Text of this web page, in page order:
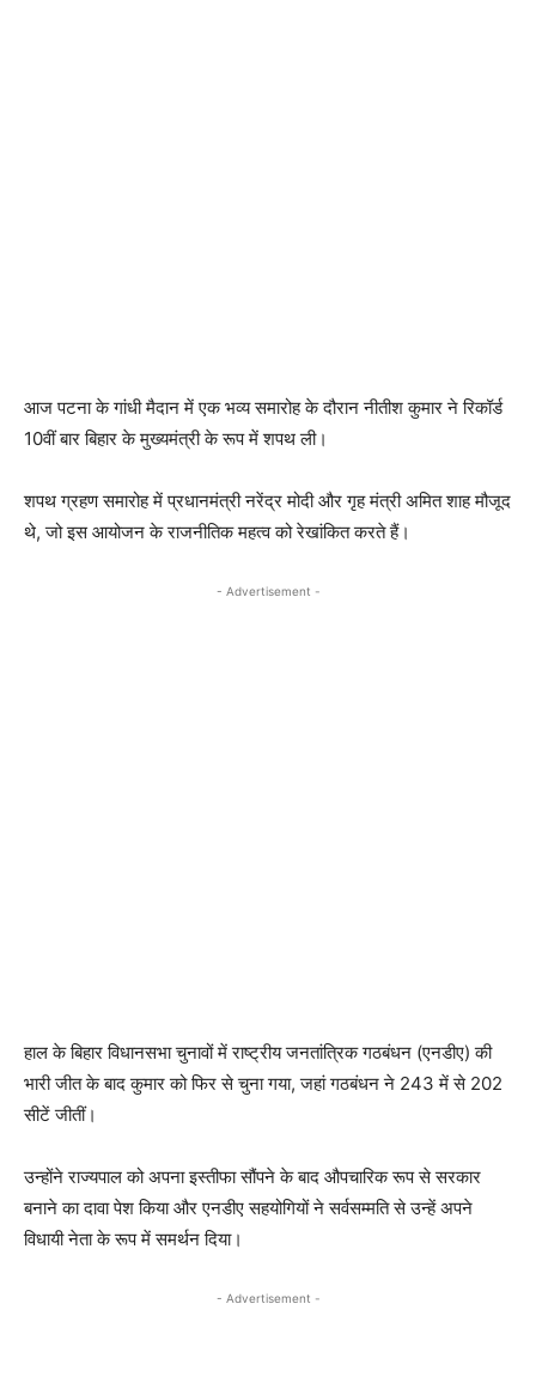
आज पटना के गांधी मैदान में एक भव्य समारोह के दौरान नीतीश कुमार ने रिकॉर्ड
10वीं बार बिहार के मुख्यमंत्री के रूप में शपथ ली।
शपथ ग्रहण समारोह में प्रधानमंत्री नरेंद्र मोदी और गृह मंत्री अमित शाह मौजूद
थे, जो इस आयोजन के राजनीतिक महत्व को रेखांकित करते हैं।
- Advertisement -
हाल के बिहार विधानसभा चुनावों में राष्ट्रीय जनतांत्रिक गठबंधन (एनडीए) की
भारी जीत के बाद कुमार को फिर से चुना गया, जहां गठबंधन ने 243 में से 202
सीटें जीतीं।
उन्होंने राज्यपाल को अपना इस्तीफा सौंपने के बाद औपचारिक रूप से सरकार
बनाने का दावा पेश किया और एनडीए सहयोगियों ने सर्वसम्मति से उन्हें अपने
विधायी नेता के रूप में समर्थन दिया।
- Advertisement -